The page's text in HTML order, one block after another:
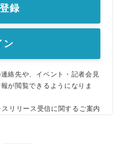
録
ン
絡先や、イベント・記者会見
が閲覧できるようになりま
スリリース受信に関するご案内